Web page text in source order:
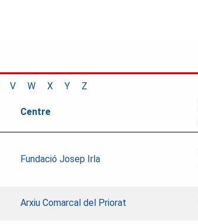
V W X Y Z
Centre
Fundació Josep Irla
Arxiu Comarcal del Priorat